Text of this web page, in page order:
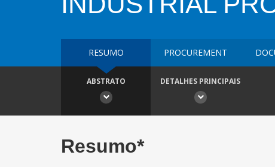
RESUMO PROCUREMENT
ABSTRATO DETALHES PRINCIPAIS
Resumo*